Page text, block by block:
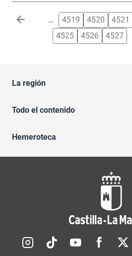
Paginación … 4519 4520 4521
4525
4526 4527
La región
Todo el contenido
Hemeroteca
Redes sociales JCCM